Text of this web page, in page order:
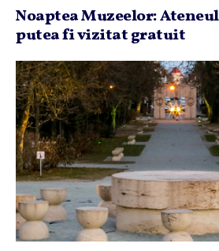
Noaptea Muzeelor:
putea fi vizitat gratuit